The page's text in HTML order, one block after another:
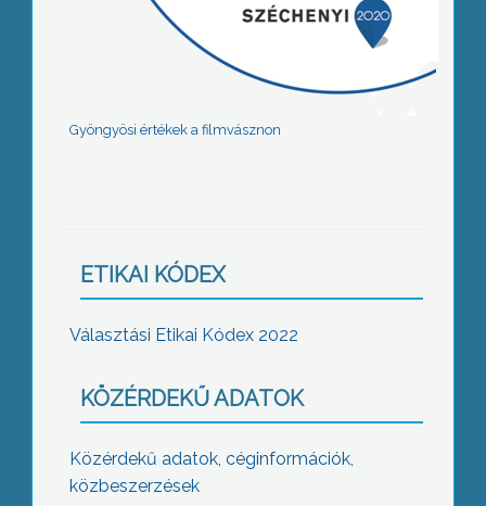
Gyöngyösi értékek a filmvásznon
ETIKAI KÓDEX
Választási Etikai Kódex 2022
KÖZÉRDEKŰ ADATOK
Közérdekű adatok, céginformációk,
közbeszerzések